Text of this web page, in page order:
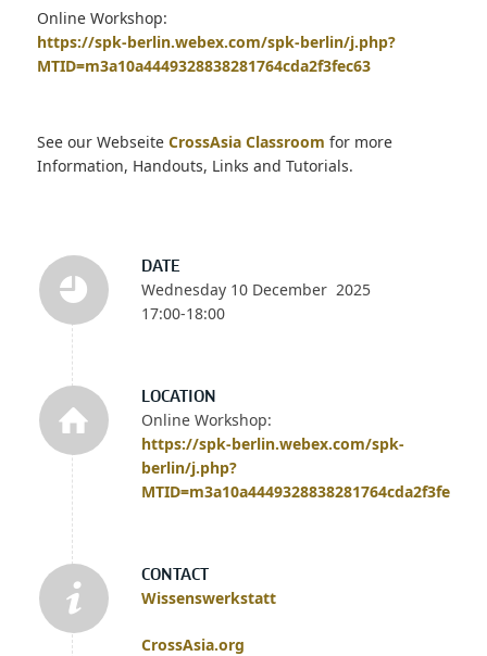
DATE
Wednesday 10 December 2025
17:00-18:00
LOCATION
Online Workshop:
https://spk-berlin.webex.com/spk-
berlin/j.php?
MTID=m3a10a4449328838281764cda2f3fec63
CONTACT
Wissenswerkstatt
CrossAsia.org
Online Workshop:
https://spk-berlin.webex.com/spk-berlin/j.php?
MTID=m3a10a4449328838281764cda2f3fec63
See our Webseite CrossAsia Classroom for more
Information, Handouts, Links and Tutorials.